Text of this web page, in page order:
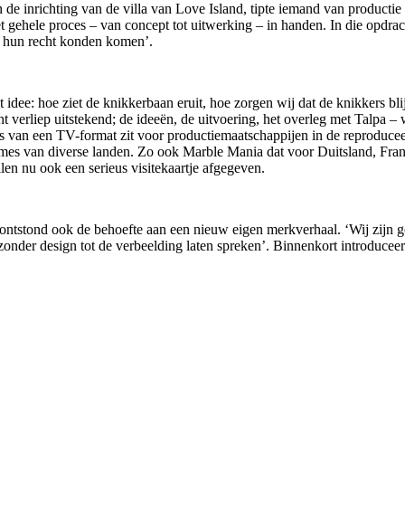
inrichting van de villa van Love Island, tipte iemand van
proces – van concept tot uitwerking – in handen. In die
recht konden komen’.
hoe ziet de knikkerbaan eruit, hoe zorgen wij dat de knikkers
uitstekend; de ideeën, de uitvoering, het overleg met Talpa –
een TV-format zit voor productiemaatschappijen in de
van diverse landen. Zo ook Marble Mania dat voor Duitsland,
nu ook een serieus visitekaartje afgegeven.
ook de behoefte aan een nieuw eigen merkverhaal. ‘Wij
design tot de verbeelding laten spreken’. Binnenkort